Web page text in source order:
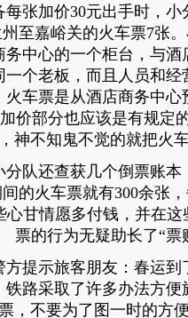
每张加价30元出手时，
至嘉峪关的火车票7张
务中心的一个柜台，与
一个老板，而且人员和
火车票是从酒店商务中
价部分也应该是有规定
神不知鬼不觉的就把火
还查获几个倒票账本
的火车票就有300余张
心甘情愿多付钱，并在
票的行为无疑助长了“票
示旅客朋友：春运到
铁路采取了许多办法方
，不要为了图一时的方